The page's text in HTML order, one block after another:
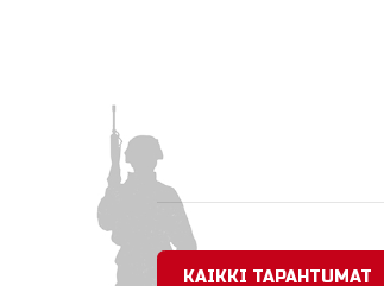
KAIKKI TAPAHTUMAT